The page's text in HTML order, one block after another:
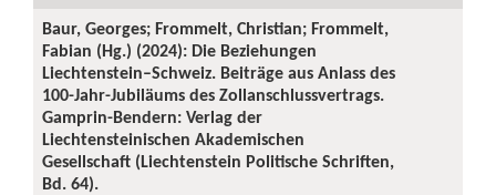
Baur, Georges; Frommelt, Christian; Frommelt,
Fabian (Hg.) (2024): Die Beziehungen
Liechtenstein–Schweiz. Beiträge aus Anlass des
100-Jahr-Jubiläums des Zollanschlussvertrags.
Gamprin-Bendern: Verlag der
Liechtensteinischen Akademischen
Gesellschaft (Liechtenstein Politische Schriften,
Bd. 64).